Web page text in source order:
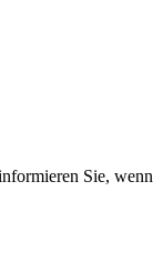
Sie, wenn